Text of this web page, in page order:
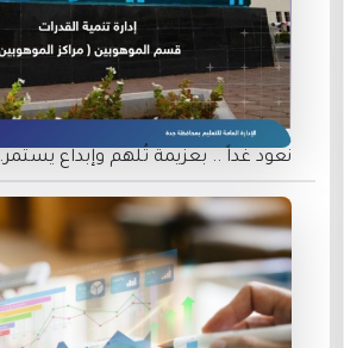
نعود غداً .. بعزيمة تُلهم وإبداع يستمر.